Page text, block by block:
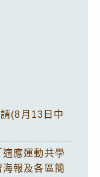
(8月13日中
應運動共學
報及各區簡